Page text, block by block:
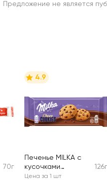
Предложение не является
70г
4.9
Печенье MILKA с
кусочками
молочного
126г
Цена за 1 шт